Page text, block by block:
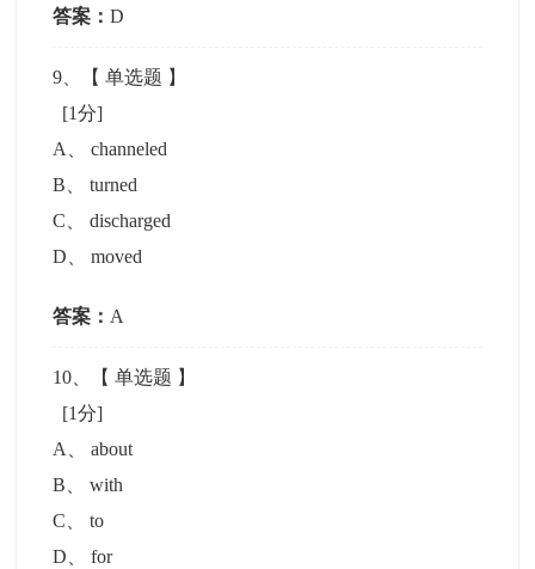
答案：D
9 、【单选题 】
[1分]
A
、channeled
B 、turned
C 、discharged
D 、moved
答案： A
10 、【单选题 】
[1分]
A
、about
B 、with
C 、to
D 、for